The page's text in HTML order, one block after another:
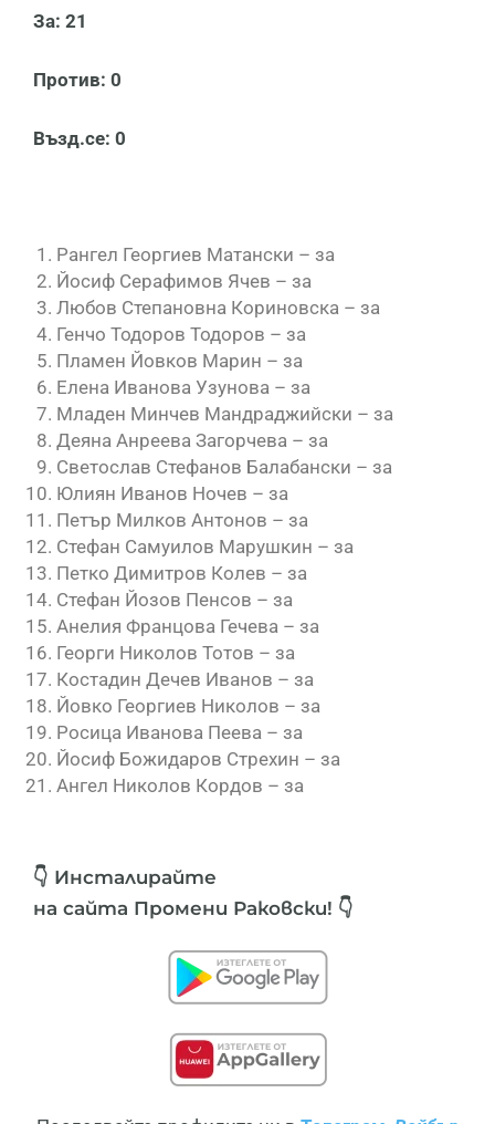
За: 21
Против: 0
Възд.се: 0
Рангел Георгиев Матански – за
Йосиф Серафимов Ячев – за
Любов Степановна Кориновска – за
Генчо Тодоров Тодоров – за
Пламен Йовков Марин – за
Елена Иванова Узунова – за
Младен Минчев Мандраджийски – за
Деяна Анреева Загорчева – за
Светослав Стефанов Балабански – за
Юлиян Иванов Ночев – за
Петър Милков Антонов – за
Стефан Самуилов Марушкин – за
Петко Димитров Колев – за
Стефан Йозов Пенсов – за
Анелия Францова Гечева – за
Георги Николов Тотов – за
Костадин Дечев Иванов – за
Йовко Георгиев Николов – за
Росица Иванова Пеева – за
Йосиф Божидаров Стрехин – за
Ангел Николов Кордов – за
👇 Инсталирайте
на сайта Промени Раковски! 👇